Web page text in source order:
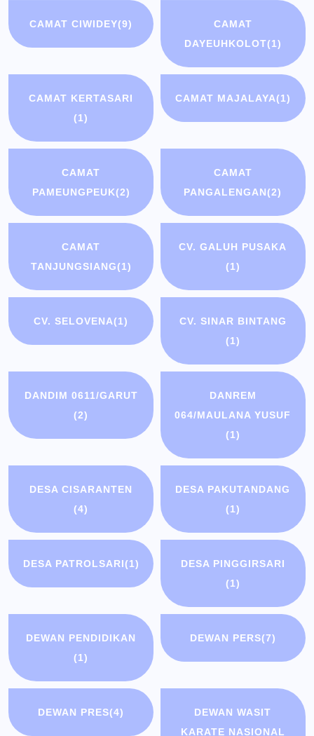
CAMAT CIWIDEY(9)
CAMAT
DAYEUHKOLOT(1)
CAMAT KERTASARI
(1)
CAMAT MAJALAYA(1)
CAMAT
PAMEUNGPEUK(2)
CAMAT
PANGALENGAN(2)
CAMAT
TANJUNGSIANG(1)
CV. GALUH PUSAKA
(1)
CV. SELOVENA(1)
CV. SINAR BINTANG
(1)
DANDIM 0611/GARUT
(2)
DANREM
064/MAULANA YUSUF
(1)
DESA CISARANTEN
(4)
DESA PAKUTANDANG
(1)
DESA PATROLSARI(1)
DESA PINGGIRSARI
(1)
DEWAN PENDIDIKAN
(1)
DEWAN PERS(7)
DEWAN PRES(4)
DEWAN WASIT
KARATE NASIONAL